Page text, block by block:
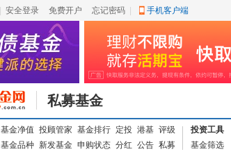
安全登录 免费开户 忘记密码 手机客户端
私募基金
基金净值 投顾管家 基金排行 定投 港基 评级
基金品种 新发基金 申购状态 分红 公告 私募
投资工具
基金筛选